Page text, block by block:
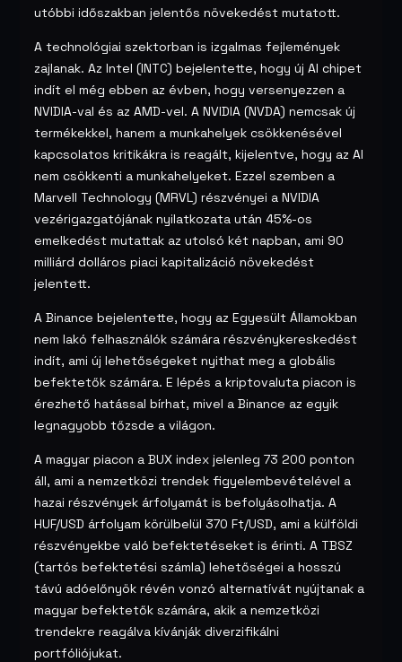
utóbbi időszakban jelentős növekedést mutatott.
A technológiai szektorban is izgalmas fejlemények
zajlanak. Az Intel (INTC) bejelentette, hogy új AI chipet
indít el még ebben az évben, hogy versenyezzen a
NVIDIA-val és az AMD-vel. A NVIDIA (NVDA) nemcsak új
termékekkel, hanem a munkahelyek csökkenésével
kapcsolatos kritikákra is reagált, kijelentve, hogy az AI
nem csökkenti a munkahelyeket. Ezzel szemben a
Marvell Technology (MRVL) részvényei a NVIDIA
vezérigazgatójának nyilatkozata után 45%-os
emelkedést mutattak az utolsó két napban, ami 90
milliárd dolláros piaci kapitalizáció növekedést
jelentett.
A Binance bejelentette, hogy az Egyesült Államokban
nem lakó felhasználók számára részvénykereskedést
indít, ami új lehetőségeket nyithat meg a globális
befektetők számára. E lépés a kriptovaluta piacon is
érezhető hatással bírhat, mivel a Binance az egyik
legnagyobb tőzsde a világon.
A magyar piacon a BUX index jelenleg 73 200 ponton
áll, ami a nemzetközi trendek figyelembevételével a
hazai részvények árfolyamát is befolyásolhatja. A
HUF/USD árfolyam körülbelül 370 Ft/USD, ami a külföldi
részvényekbe való befektetéseket is érinti. A TBSZ
(tartós befektetési számla) lehetőségei a hosszú
távú adóelőnyök révén vonzó alternatívát nyújtanak a
magyar befektetők számára, akik a nemzetközi
trendekre reagálva kívánják diverzifikálni
portfóliójukat.